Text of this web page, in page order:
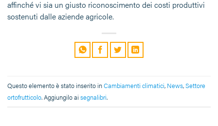
affinché vi sia un giusto riconoscimento dei costi produttivi
sostenuti dalle aziende agricole.
Questo elemento è stato inserito inCambiamenti climatici, News,Settore
ortofrutticolo. Aggiungilo ai segnalibri.